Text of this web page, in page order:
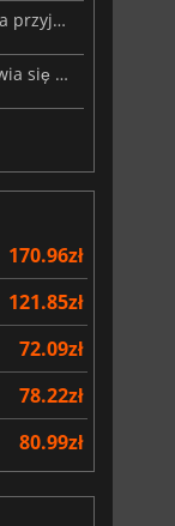
Big Walk już w sprzedaży – podróż oparta na przyjaźni
W Warhammer 40,000: Dawn of War 4 pojawia się frakcja Nekronów
170.96zł
121.85zł
72.09zł
78.22zł
80.99zł